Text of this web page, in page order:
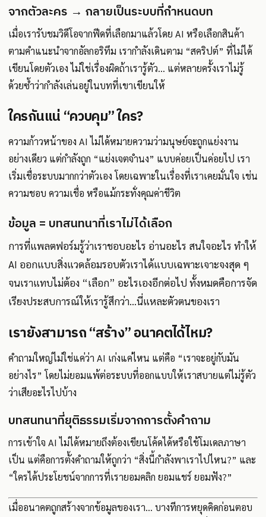
จากตัวละคร → กลายเป็นระบบที่กำหนดบท
เมื่อเรารับชมวิดีโอจากฟีดที่เลือกมาแล้วโดย AI หรือเลือกสินค้า
ตามคำแนะนำจากอัลกอริทึม เรากำลังเดินตาม “สคริปต์” ที่ไม่ได้
เขียนโดยตัวเอง ไม่ใช่เรื่องผิดถ้าเรารู้ตัว... แต่หลายครั้งเราไม่รู้
ด้วยซ้ำว่ากำลังเล่นอยู่ในบทที่เขาเขียนให้
ใครกันแน่ “ควบคุม” ใคร?
ความก้าวหน้าของ AI ไม่ได้หมายความว่ามนุษย์จะถูกแย่งงาน
อย่างเดียว แต่กำลังถูก “แย่งเจตจำนง” แบบค่อยเป็นค่อยไป เรา
เริ่มเชื่อระบบมากกว่าตัวเอง โดยเฉพาะในเรื่องที่เราเคยมั่นใจ เช่น
ความชอบ ความเชื่อ หรือแม้กระทั่งคุณค่าชีวิต
ข้อมูล = บทสนทนาที่เราไม่ได้เลือก
การที่แพลตฟอร์มรู้ว่าเราชอบอะไร อ่านอะไร สนใจอะไร ทำให้
AI ออกแบบสิ่งแวดล้อมรอบตัวเราได้แบบเฉพาะเจาะจงสุด ๆ
จนเราแทบไม่ต้อง “เลือก” อะไรเองอีกต่อไป ทั้งหมดคือการจัด
เรียงประสบการณ์ให้เรารู้สึกว่า…นี่แหละตัวตนของเรา
เรายังสามารถ “สร้าง” อนาคตได้ไหม?
คำถามใหญ่ไม่ใช่แค่ว่า AI เก่งแค่ไหน แต่คือ “เราจะอยู่กับมัน
อย่างไร” โดยไม่ยอมแพ้ต่อระบบที่ออกแบบให้เราสบายแต่ไม่รู้ตัว
ว่าเสียอะไรไปบ้าง
บทสนทนาที่ยุติธรรมเริ่มจากการตั้งคำถาม
การเข้าใจ AI ไม่ได้หมายถึงต้องเขียนโค้ดได้หรือใช้โมเดลภาษา
เป็น แต่คือการตั้งคำถามให้ถูกว่า “สิ่งนี้กำลังพาเราไปไหน?” และ
“ใครได้ประโยชน์จากการที่เรายอมคลิก ยอมแชร์ ยอมฟัง?”
เมื่ออนาคตถูกสร้างจากข้อมูลของเรา... บางทีการหยุดคิดก่อนตอบ